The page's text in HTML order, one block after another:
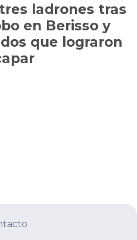
ladrones tras
en Berisso y
que lograron